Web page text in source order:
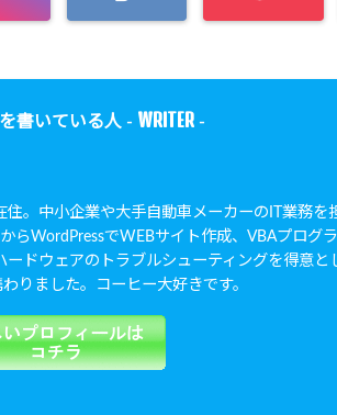
書いている人 - WRITER -
。中小企業や大手自動車メーカーのIT業務を
らWordPressでWEBサイト作成、VBAプログ
ードウェアのトラブルシューティングを得意と
りました。コーヒー大好きです。